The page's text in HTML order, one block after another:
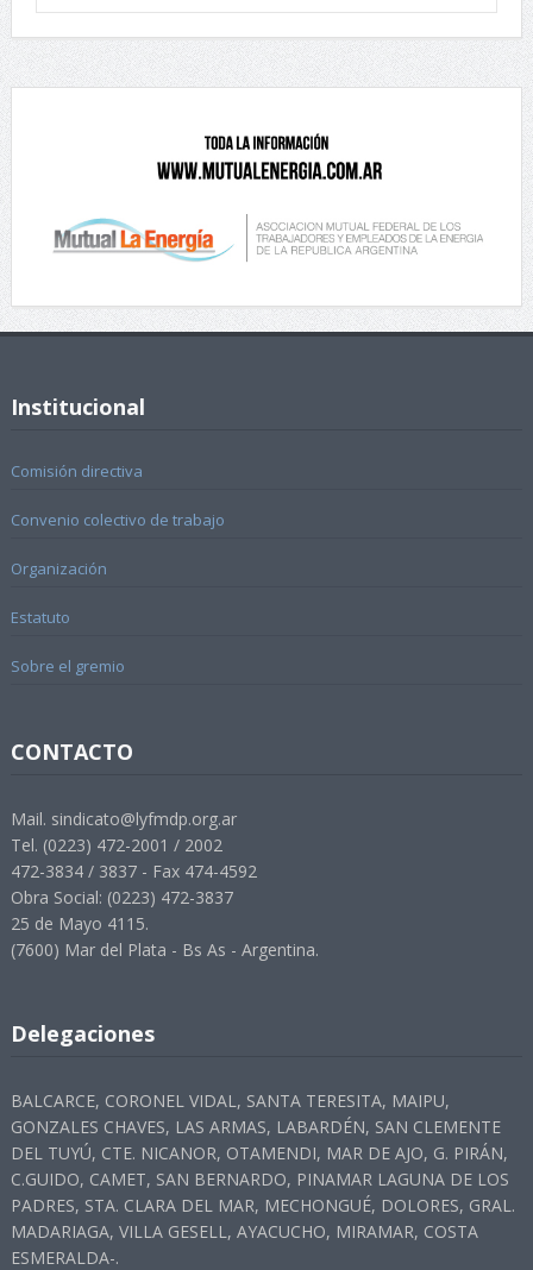
Institucional
Comisión directiva
Convenio colectivo de trabajo
Organización
Estatuto
Sobre el gremio
CONTACTO
Mail. sindicato@lyfmdp.org.ar
Tel. (0223) 472-2001 / 2002
472-3834 / 3837 - Fax 474-4592
Obra Social: (0223) 472-3837
25 de Mayo 4115.
(7600) Mar del Plata - Bs As - Argentina.
Delegaciones
BALCARCE, CORONEL VIDAL, SANTA TERESITA, MAIPU,
GONZALES CHAVES, LAS ARMAS, LABARDÉN, SAN CLEMENTE
DEL TUYÚ, CTE. NICANOR, OTAMENDI, MAR DE AJO, G. PIRÁN,
C.GUIDO, CAMET, SAN BERNARDO, PINAMAR LAGUNA DE LOS
PADRES, STA. CLARA DEL MAR, MECHONGUÉ, DOLORES, GRAL.
MADARIAGA, VILLA GESELL, AYACUCHO, MIRAMAR, COSTA
ESMERALDA-.